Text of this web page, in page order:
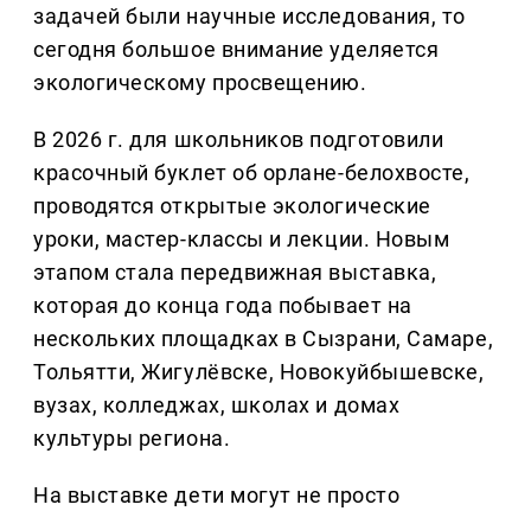
задачей были научные исследования, то
сегодня большое внимание уделяется
экологическому просвещению.
В 2026 г. для школьников подготовили
красочный буклет об орлане-белохвосте,
проводятся открытые экологические
уроки, мастер-классы и лекции. Новым
этапом стала передвижная выставка,
которая до конца года побывает на
нескольких площадках в Сызрани, Самаре,
Тольятти, Жигулёвске, Новокуйбышевске,
вузах, колледжах, школах и домах
культуры региона.
На выставке дети могут не просто